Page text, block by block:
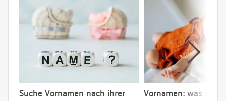
Suche Vornamen nach ihrer
Vornamen: was ist